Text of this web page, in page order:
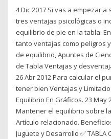
4 Dic 2017 Si vas a empezar
tres ventajas psicológicas o
equilibrio de pie en la tabla.
tanto ventajas como peligros
de equilibrio, Apuntes de
de Tabla Ventajas y
26 Abr 2012 Para calcular el
tener bien Ventajas y
Equilibrio En Gráficos. 23 May
Mantener el equilibrio sobre
Artículo relacionado.
Juguete y Desarrollo ✅ TABLA